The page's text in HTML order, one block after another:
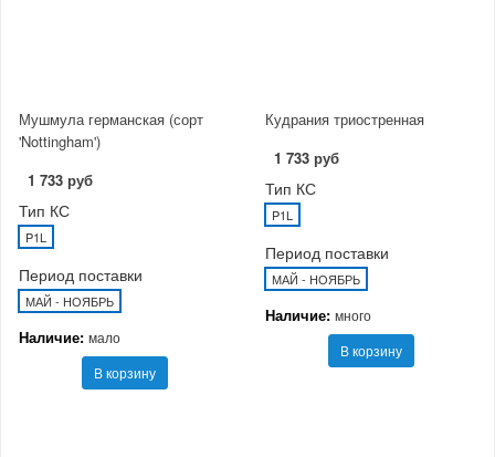
Мушмула германская (сорт
'Nottingham')
1 733 руб
Тип КС
P1L
Период поставки
МАЙ - НОЯБРЬ
Наличие: мало
В корзину
Кудрания триостренная
1 733 руб
Тип КС
P1L
Период поставки
МАЙ - НОЯБРЬ
Наличие: много
В корзину